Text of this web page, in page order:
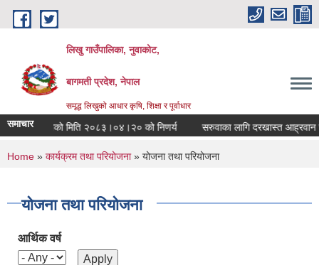
Skip to main content
लिखु गाउँपालिका, नुवाकोट,
बागमती प्रदेश, नेपाल
समृद्ध लिखुको आधार कृषि, शिक्षा र पूर्वाधार
समाचार
गाँउपालिकाको मिति २०८३।०४।२० को निणर्य सरुवाका लागि दरखास्त आह्रवान
You are here
Home » कार्यक्रम तथा परियोजना» योजना तथा परियोजना
योजना तथा परियोजना
आर्थिक वर्ष